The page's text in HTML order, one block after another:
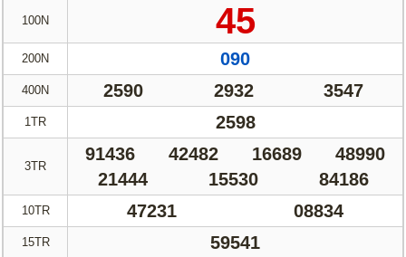
100N 45
200N 090
400N 2590 2932 3547
1TR 2598
3TR
91436 42482 16689
48990
21444
15530 84186
10TR 47231 08834
15TR 59541